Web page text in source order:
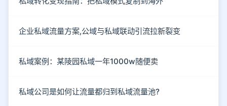
企业私域流量方案,公域与私域联动引流拉新裂变
私域案例：某陵园私域一年1000w随便卖
私域公司是如何让流量都归到私域流量池?